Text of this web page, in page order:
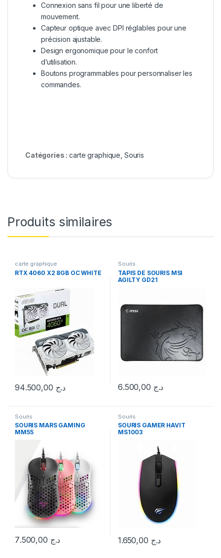
Connexion sans fil pour une liberté de
mouvement.
Capteur optique avec DPI réglables pour une
précision ajustable.
Design ergonomique pour le confort
d’utilisation.
Boutons programmables pour personnaliser les
commandes.
Catégories :carte graphique Souris
Produits similaires
carte graphique
RTX 4060 X2 8GB OC WHITE
د.ج
Souris
TAPIS DE SOURIS MSI
AGILTY GD21
د.ج
Souris
SOURIS MARS GAMING
MM55
د.ج
Souris
SOURIS GAMER HAVIT
MS1003
د.ج